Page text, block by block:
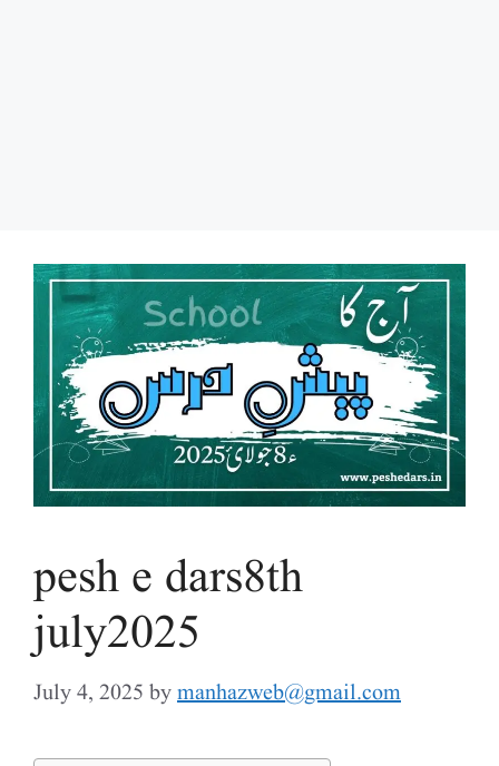
pesh e dars8th
july2025
July 4, 2025 bymanhazweb@gmail.com